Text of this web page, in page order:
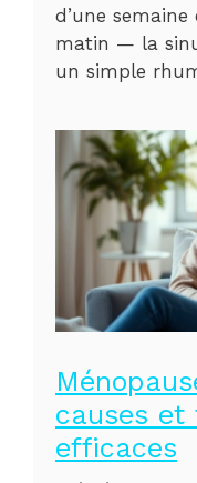
d’une
matin — la
un simple
causes
efficaces